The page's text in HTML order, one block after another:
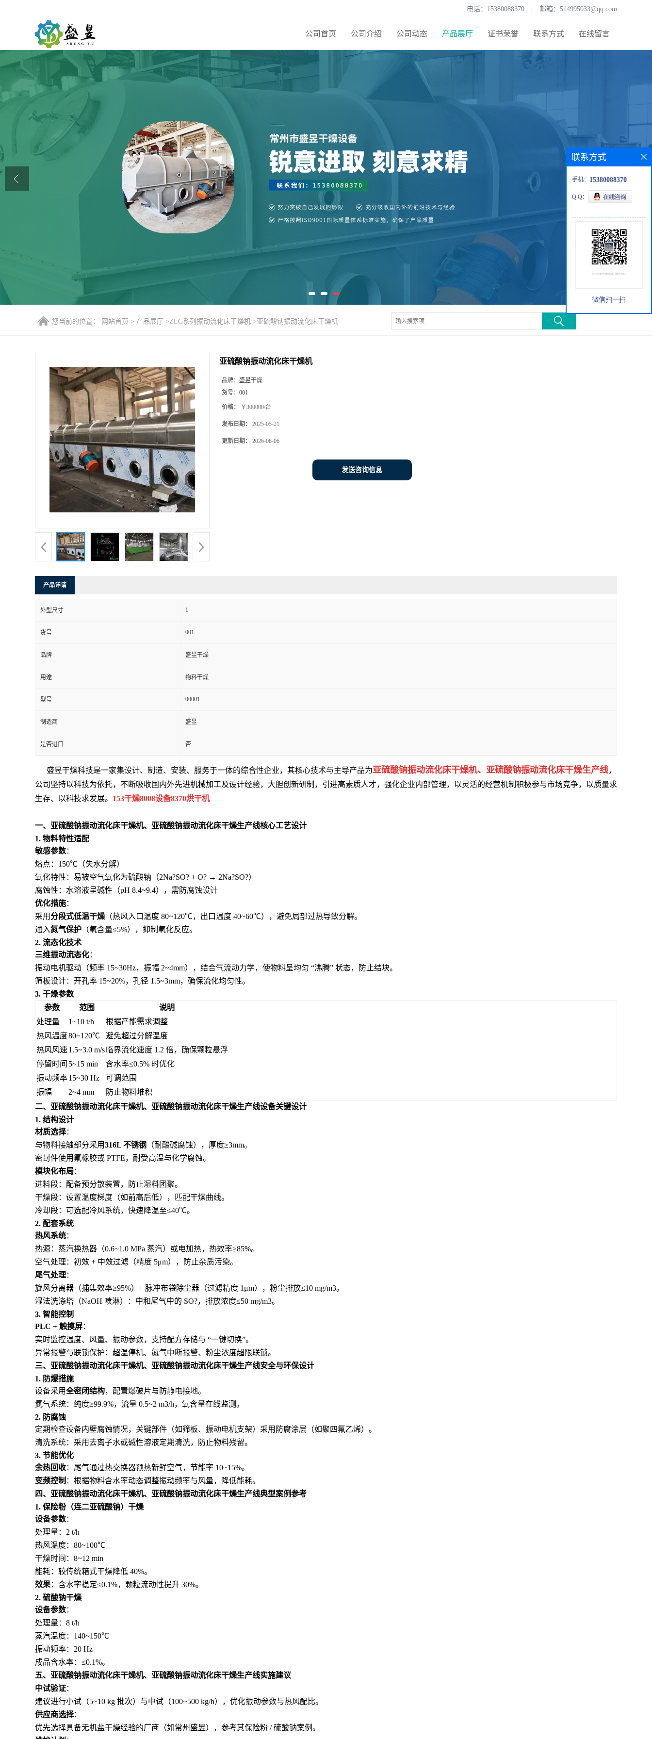
电话： 15380088370 邮箱： 514995033@qq.com
公司首页 公司介绍 公司动态 产品展厅 证书荣誉 联系方式 在线留言
公司首页
公司介绍
公司动态
产品展厅
证书荣誉
联系方式
在线留言
您当前的位置： 网站首页 > 产品展厅 >ZLG系列振动流化床干燥机 >亚硫酸钠振动流化床干燥机
亚硫酸钠振动流化床干燥机
品牌： 盛昱干燥
货号： 001
价格： ￥300000/台
发布日期： 2025-05-21
更新日期： 2026-08-06
发送咨询信息
产品详请
外型尺寸 1
货号 001
品牌 盛昱干燥
用途 物料干燥
型号 00001
制造商 盛昱
是否进口 否
盛昱干燥科技是一家集设计、制造、安装、服务于一体的综合性企业，其核心技术与主导产品为亚硫酸钠振动流化床干燥机、亚硫酸钠振动流化床干燥生产线，
公司坚持以科技为依托，不断吸收国内外先进机械加工及设计经验，大胆创新研制，引进高素质人才，强化企业内部管理，以灵活的经营机制积极参与市场竞争，以质量求
生存、以科技求发展。 153干燥8008设备8370烘干机
一、 亚硫酸钠振动流化床干燥机、亚硫酸钠振动流化床干燥生产线核心工艺设计
1. 物料特性适配
敏感参数：
熔点：150℃（失水分解）
氧化特性：易被空气氧化为硫酸钠（2Na?SO? + O? → 2Na?SO?）
腐蚀性：水溶液呈碱性（pH 8.4~9.4），需防腐蚀设计
优化措施：
采用分段式低温干燥 （热风入口温度 80~120℃，出口温度 40~60℃），避免局部过热导致分解。
通入氮气保护 （氧含量≤5%），抑制氧化反应。
2. 流态化技术
三维振动流态化：
振动电机驱动（频率 15~30Hz，振幅 2~4mm），结合气流动力学，使物料呈均匀 “沸腾” 状态，防止结块。
筛板设计：开孔率 15~20%，孔径 1.5~3mm，确保流化均匀性。
3. 干燥参数
参数
范围
说明
处理量
1~10 t/h
根据产能需求调整
热风温度80~120℃
避免超过分解温度
热风风速1.5~3.0 m/s 临界流化速度 1.2 倍，确保颗粒悬浮
停留时间 5~15 min
含水率≤0.5% 时优化
振动频率15~30 Hz
可调范围
振幅
2~4 mm
防止物料堆积
二、 亚硫酸钠振动流化床干燥机、亚硫酸钠振动流化床干燥生产线设备关键设计
1. 结构设计
材质选择：
与物料接触部分采用316L 不锈钢
（耐酸碱腐蚀），厚度≥3mm。
密封件使用氟橡胶或 PTFE，耐受高温与化学腐蚀。
模块化布局：
进料段：配备预分散装置，防止湿料团聚。
干燥段：设置温度梯度（如前高后低），匹配干燥曲线。
冷却段：可选配冷风系统，快速降温至≤40℃。
2. 配套系统
热风系统：
热源：蒸汽换热器（0.6~1.0 MPa 蒸汽）或电加热，热效率≥85%。
空气处理：初效 + 中效过滤（精度 5μm），防止杂质污染。
尾气处理：
旋风分离器（捕集效率≥95%）+ 脉冲布袋除尘器（过滤精度 1μm），粉尘排放≤10 mg/m3。
湿法洗涤塔（NaOH 喷淋）：中和尾气中的 SO?，排放浓度≤50 mg/m3。
3. 智能控制
PLC + 触摸屏：
实时监控温度、风量、振动参数，支持配方存储与 “一键切换”。
异常报警与联锁保护：超温停机、氮气中断报警、粉尘浓度超限联锁。
三、 亚硫酸钠振动流化床干燥机、亚硫酸钠振动流化床干燥生产线安全与环保设计
1. 防爆措施
设备采用全密闭结构，配置爆破片与防静电接地。
氮气系统：纯度≥99.9%，流量 0.5~2 m3/h，氧含量在线监测。
2. 防腐蚀
定期检查设备内壁腐蚀情况，关键部件（如筛板、振动电机支架）采用防腐涂层（如聚四氟乙烯）。
清洗系统：采用去离子水或碱性溶液定期清洗，防止物料残留。
3. 节能优化
余热回收：尾气通过热交换器预热新鲜空气，节能率 10~15%。
变频控制 ：根据物料含水率动态调整振动频率与风量，降低能耗。
四、 亚硫酸钠振动流化床干燥机、亚硫酸钠振动流化床干燥生产线典型案例参考
1. 保险粉（连二亚硫酸钠）干燥
设备参数：
处理量：2 t/h
热风温度：80~100℃
干燥时间：8~12 min
能耗：较传统箱式干燥降低 40%。
效果：含水率稳定≤0.1%，颗粒流动性提升 30%。
2. 硫酸钠干燥
设备参数：
处理量：8 t/h
蒸汽温度：140~150℃
振动频率：20 Hz
成品含水率：≤0.1%。
五、 亚硫酸钠振动流化床干燥机、亚硫酸钠振动流化床干燥生产线实施建议
中试验证：
建议进行小试（5~10 kg 批次）与中试（100~500 kg/h），优化振动参数与热风配比。
供应商选择：
优先选择具备无机盐干燥经验的厂商（如常州盛昱），参考其保险粉 / 硫酸钠案例。
联系方式
手机： 15380088370
Q Q：
微信扫一扫